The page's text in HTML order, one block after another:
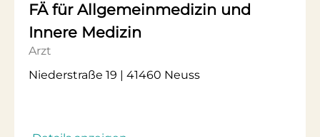
FÄ für Allgemeinmedizin und
Innere Medizin
Arzt
Niederstraße 19 | 41460 Neuss